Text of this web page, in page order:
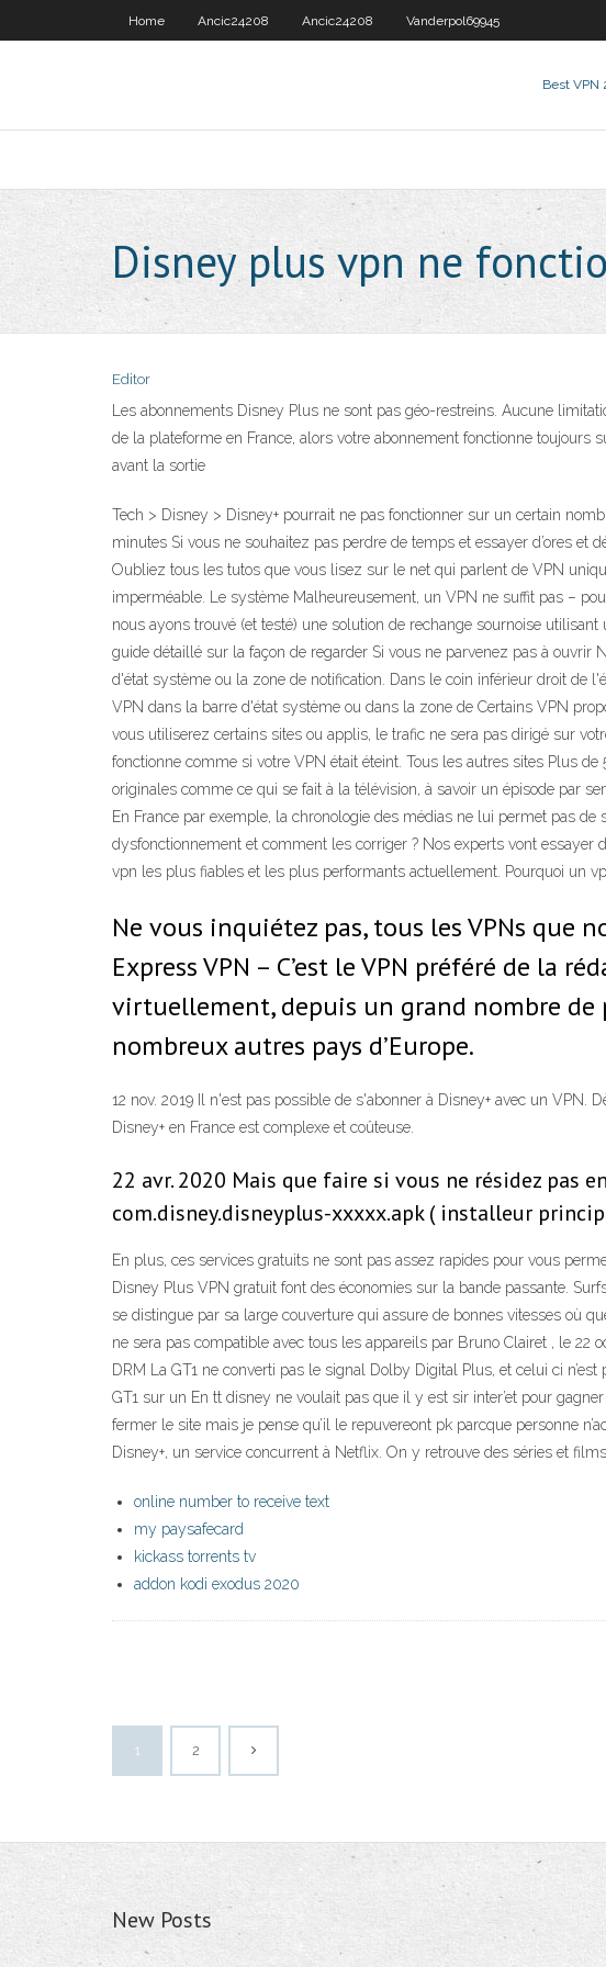
Home Ancic24208 Ancic24208 Vanderpol69945
Best VPN
Disney plus vpn ne
Editor
Les abonnements Disney Plus ne sont pas géo-restreins. Aucune
de la plateforme en France, alors votre abonnement fonctionne toujours
avant la sortie
Tech > Disney > Disney+ pourrait ne pas fonctionner sur un certain
minutes Si vous ne souhaitez pas perdre de temps et essayer d’ores et
Oubliez tous les tutos que vous lisez sur le net qui parlent de VPN
imperméable. Le système Malheureusement, un VPN ne suffit pas –
nous ayons trouvé (et testé) une solution de rechange sournoise
guide détaillé sur la façon de regarder Si vous ne parvenez pas à
d'état système ou la zone de notification. Dans le coin inférieur droit de
VPN dans la barre d'état système ou dans la zone de Certains VPN
vous utiliserez certains sites ou applis, le trafic ne sera pas dirigé sur
fonctionne comme si votre VPN était éteint. Tous les autres sites Plus
originales comme ce qui se fait à la télévision, à savoir un épisode par
En France par exemple, la chronologie des médias ne lui permet pas
dysfonctionnement et comment les corriger ? Nos experts vont
vpn les plus fiables et les plus performants actuellement. Pourquoi un
Ne vous inquiétez pas, tous les VPNs que
Express VPN – C’est le VPN préféré de la
virtuellement, depuis un grand nombre de
nombreux autres pays d’Europe.
12 nov. 2019 Il n'est pas possible de s'abonner à Disney+ avec un
Disney+ en France est complexe et coûteuse.
22 avr. 2020 Mais que faire si vous ne résidez pas
com.disney.disneyplus-xxxxx.apk ( installeur
En plus, ces services gratuits ne sont pas assez rapides pour vous
Disney Plus VPN gratuit font des économies sur la bande passante.
se distingue par sa large couverture qui assure de bonnes vitesses où
ne sera pas compatible avec tous les appareils par Bruno Clairet , le 22
DRM La GT1 ne converti pas le signal Dolby Digital Plus, et celui ci
GT1 sur un En tt disney ne voulait pas que il y est sir inter’et pour
fermer le site mais je pense qu’il le repuvereont pk parcque personne
Disney+, un service concurrent à Netflix. On y retrouve des séries et
online number to receive text
my paysafecard
kickass torrents tv
addon kodi exodus 2020
1 2
New Posts